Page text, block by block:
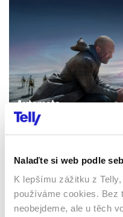
Nalaďte si web podle
K lepšímu zážitku z
používáme cookies. Bez
neobejdeme, ale u těch
Automata
2014 | USA, Bulharsko,
Kanada | 109 min
Filmy / Thrillery / Sci-fi /
Sledujte